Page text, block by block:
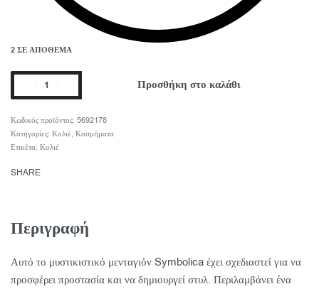
2 ΣΕ ΑΠΌΘΕΜΑ
Προσθήκη στο καλάθι
5692178
Κατηγορίες: Κολιέ, Κοσμήματα
Ετικέτα: Κολιέ
SHARE
Περιγραφή
Αυτό το μυστικιστικό μενταγιόν Symbolica έχει σχεδιαστεί για να
προσφέρει προστασία και να δημιουργεί στυλ. Περιλαμβάνει ένα